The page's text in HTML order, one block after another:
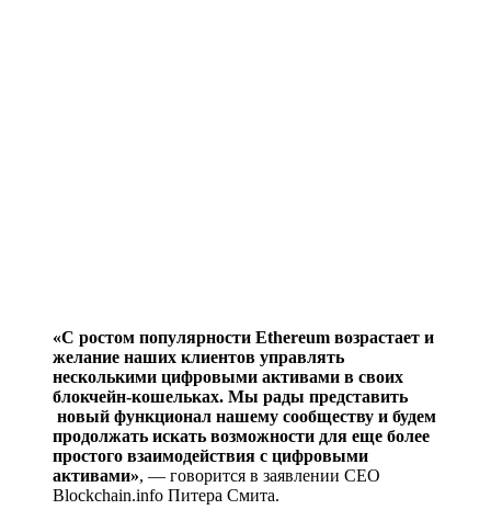
«С ростом популярности Ethereum возрастает и
желание наших клиентов управлять
несколькими цифровыми активами в своих
блокчейн-кошельках. Мы рады представить
новый функционал нашему сообществу и будем
продолжать искать возможности для еще более
простого взаимодействия с цифровыми
активами», — говорится в заявлении CEO
Blockchain.info Питера Смита.